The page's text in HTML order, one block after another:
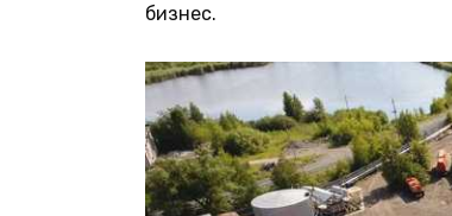
бизнес.